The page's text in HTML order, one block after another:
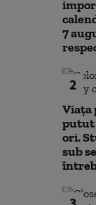
7
2
Viața
putut
ori.
sub